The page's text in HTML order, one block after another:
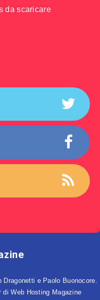
da scaricare
e Paolo Buonocore.
diWeb Hosting Magazine